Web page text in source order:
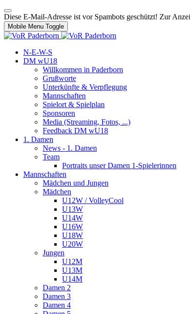
Diese E-Mail-Adresse ist vor Spambots geschützt! Zur
Mobile Menu Toggle
N-E-W-S
DM wU18
Willkommen in Paderborn
Grußworte
Unterkünfte & Verpflegung
Mannschaften
Spielort & Spielplan
Sponsoren
Media (Streaming, Fotos, ...)
Feedback DM wU18
1. Damen
News - 1. Damen
Team
Portraits unser Damen 1-Spielerinnen
Mannschaften
Mädchen und Jungen
Mädchen
U12W / VolleyCool
U13W
U14W
U16W
U18W
U20W
Jungen
U12M
U13M
U14M
Damen 2
Damen 3
Damen 4